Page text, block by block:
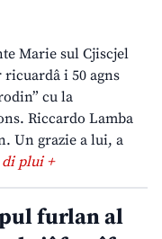
Marie sul Cjiscjel
i 50 agns
cu la
Riccardo Lamba
Un grazie a lui, a
plui +
furlan al